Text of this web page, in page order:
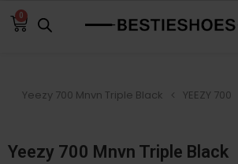
0
YEEZY 700
Yeezy 700 Mnvn Triple Black
Yeezy 700 Mnvn Triple Black